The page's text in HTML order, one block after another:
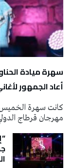
سهرة ميادة
أعاد الجمهور
مهرجان قرطاج